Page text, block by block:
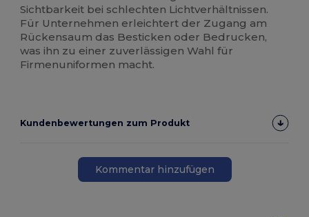
Sichtbarkeit bei schlechten Lichtverhältnissen.
Für Unternehmen erleichtert der Zugang am
Rückensaum das Besticken oder Bedrucken,
was ihn zu einer zuverlässigen Wahl für
Firmenuniformen macht.
Kundenbewertungen zum Produkt
Kommentar hinzufügen